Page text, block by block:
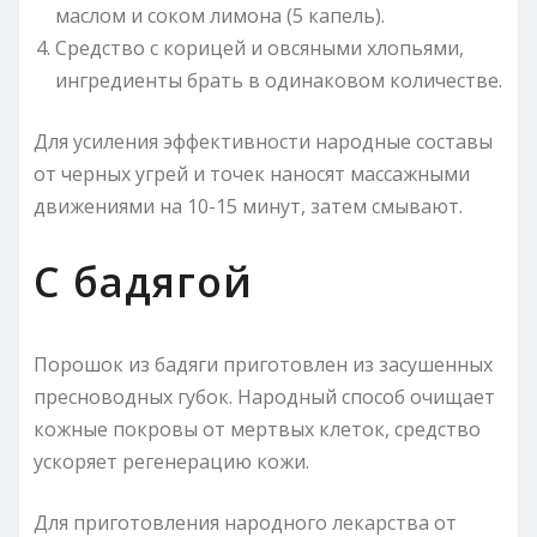
маслом и соком лимона (5 капель).
Средство с корицей и овсяными хлопьями,
ингредиенты брать в одинаковом количестве.
Для усиления эффективности народные составы
от черных угрей и точек наносят массажными
движениями на 10-15 минут, затем смывают.
С бадягой
Порошок из бадяги приготовлен из засушенных
пресноводных губок. Народный способ очищает
кожные покровы от мертвых клеток, средство
ускоряет регенерацию кожи.
Для приготовления народного лекарства от